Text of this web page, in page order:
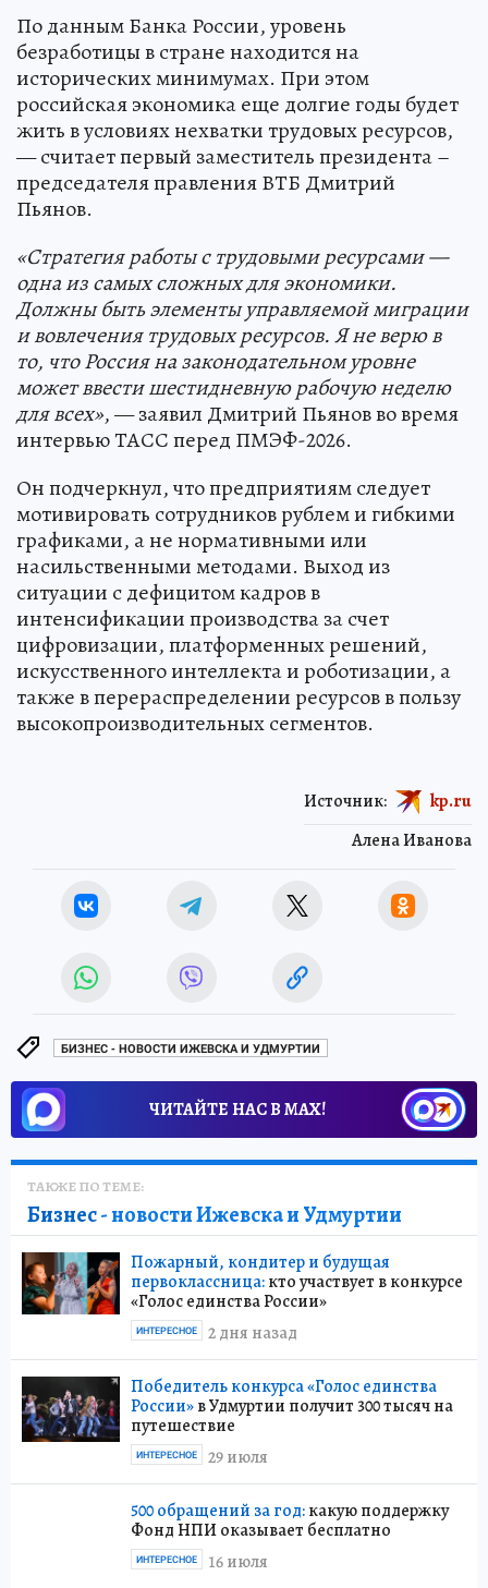
По данным Банка России, уровень
безработицы в стране находится на
исторических минимумах. При этом
российская экономика еще долгие годы будет
жить в условиях нехватки трудовых ресурсов,
— считает первый заместитель президента –
председателя правления ВТБ Дмитрий
Пьянов.
«Стратегия работы с трудовыми ресурсами —
одна из самых сложных для экономики.
Должны быть элементы управляемой миграции
и вовлечения трудовых ресурсов. Я не верю в
то, что Россия на законодательном уровне
может ввести шестидневную рабочую неделю
для всех», — заявил Дмитрий Пьянов во время
интервью ТАСС перед ПМЭФ-2026.
Он подчеркнул, что предприятиям следует
мотивировать сотрудников рублем и гибкими
графиками, а не нормативными или
насильственными методами. Выход из
ситуации с дефицитом кадров в
интенсификации производства за счет
цифровизации, платформенных решений,
искусственного интеллекта и роботизации, а
также в перераспределении ресурсов в пользу
высокопроизводительных сегментов.
Алена Иванова
Источник: kp.ru
БИЗНЕС - НОВОСТИ ИЖЕВСКА И УДМУРТИИ
ЧИТАЙТЕ НАС В МАХ!
ТАКЖЕ ПО ТЕМЕ:
Бизнес- новости Ижевска и Удмуртии
Пожарный, кондитер и будущая
первоклассница:кто участвует в конкурсе
«Голос единства России»
2 дня назад
ИНТЕРЕСНОЕ
Победитель конкурса «Голос единства
России»в Удмуртии получит 300 тысяч на
путешествие
29 июля
ИНТЕРЕСНОЕ
500 обращений за год:какую поддержку
Фонд НПИ оказывает бесплатно
16 июля
ИНТЕРЕСНОЕ